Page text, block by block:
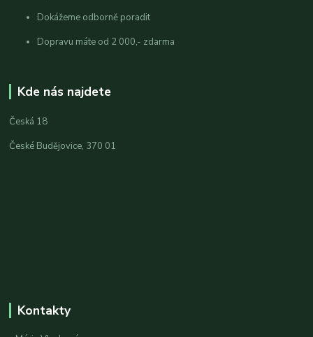
Dokážeme odborně poradit
Dopravu máte od 2 000,- zdarma
Kde nás najdete
Česká 18
České Budějovice, 370 01
Kontakty